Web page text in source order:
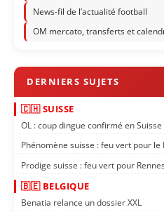
News-fil de l’actualité football
OM mercato, transferts et
🇨🇭 SUISSE
OL : coup dingue confirmé en Suisse
Phénomène suisse : feu vert pour le
Prodige suisse : feu vert pour
🇧🇪 BELGIQUE
Benatia relance un dossier XXL